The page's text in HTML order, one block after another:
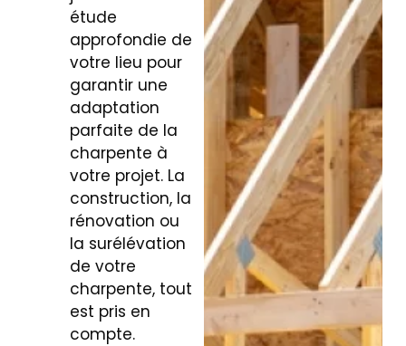
étude
approfondie de
votre lieu pour
garantir une
adaptation
parfaite de la
charpente à
votre projet. La
construction, la
rénovation ou
la surélévation
de votre
charpente, tout
est pris en
compte.